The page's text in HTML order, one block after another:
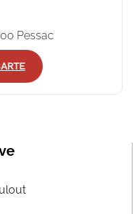
Pessac